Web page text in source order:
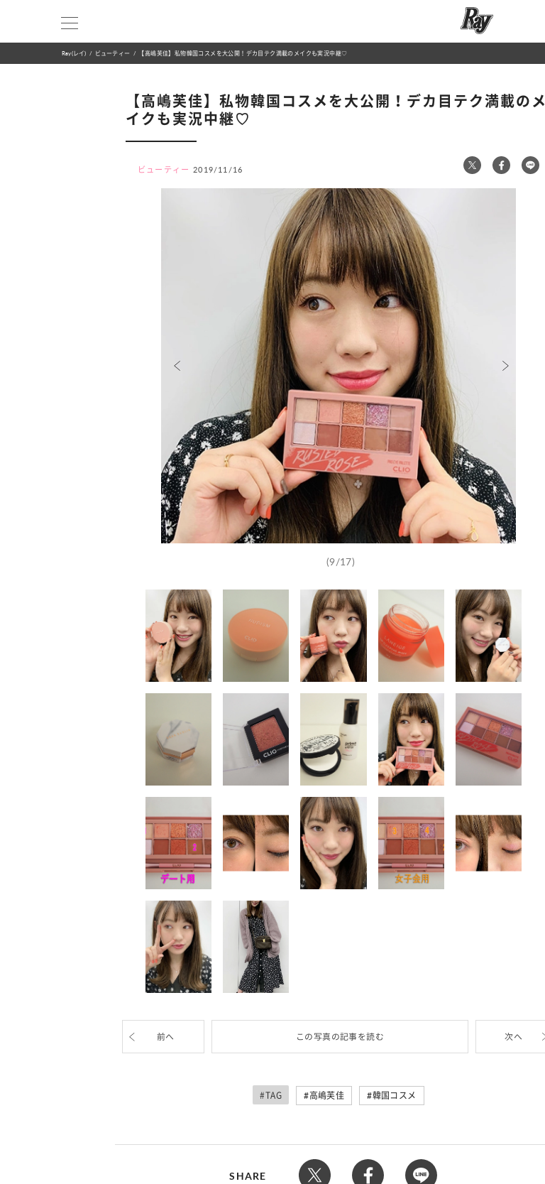
Ray(レイ) ビューティー 【高嶋芙佳】私物韓国コスメを大公開！デカ目テク満載のメイクも実況中継♡
【高嶋芙佳】私物韓国コスメを大公開！デカ目テク満載のメ
イクも実況中継♡
ビューティー 2019/11/16
(9/17)
前へ この写真の記事を読む 次へ
#TAG 高嶋芙佳 韓国コスメ
SHARE
“憧れワンピ”を着るきっかけに♡ おしゃ
れ女子が夢中な「ヌン活」の楽しみ方
占い
【12星座別】今月の恋愛運♡ 7月23日～
8月20日の運勢は？